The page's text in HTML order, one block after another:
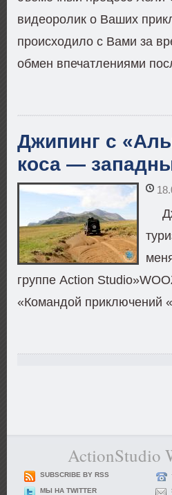
видеоролик о Ваших
происходило с Вами за
обмен впечатлениями
Джипинг с
коса —
группе Action
«Командой приключений
ActionStudio
SUBSCRIBE BY RSS
МЫ НА TWITTER